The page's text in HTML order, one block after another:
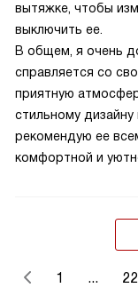
вытяжке, чтобы
выключить ее.
В общем, я очень
справляется со
приятную
стильному
рекомендую ее
комфортной и
1 ... 22